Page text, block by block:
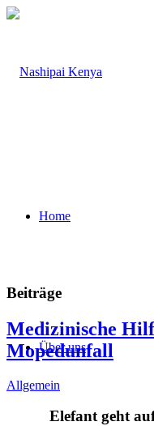
Home
Über uns
Beiträge
Medizinische
Mopedunfall
Allgemein
Elefant geht